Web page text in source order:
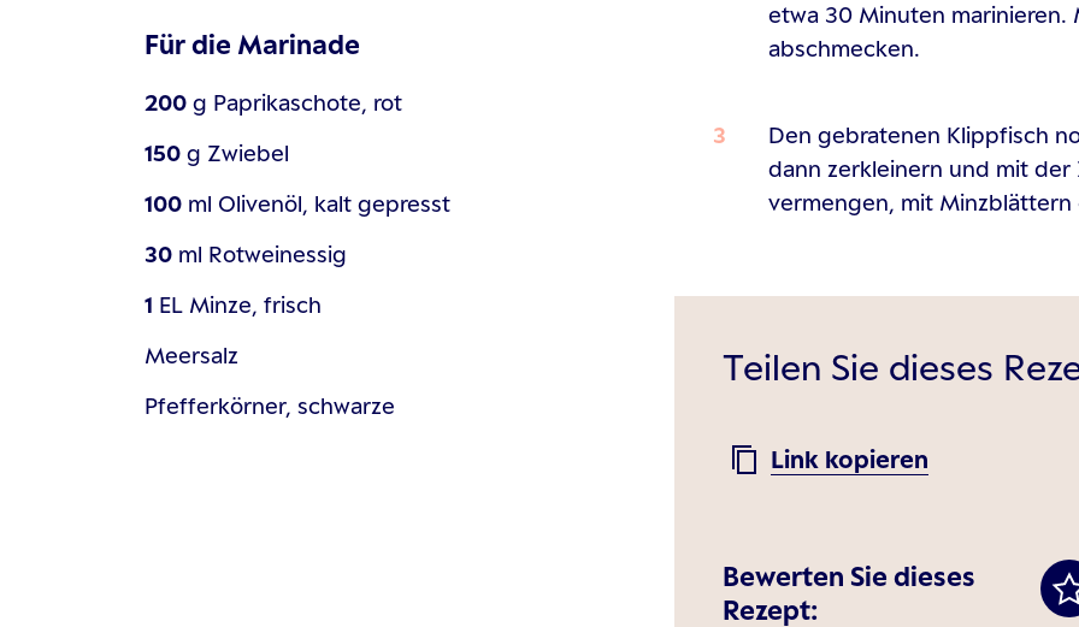
Für die Marinade
200 g Paprikaschote, rot
150 g Zwiebel
100 ml Olivenöl, kalt gepresst
30 ml Rotweinessig
1 EL Minze, frisch
Meersalz
Pfefferkörner, schwarze
etwa 30 Minuten marinieren.
abschmecken.
Den gebratenen Klippfisch
dann zerkleinern und mit
vermengen, mit Minzblättern
Teilen Sie dieses
Link kopieren
Bewerten Sie dieses
Rezept: